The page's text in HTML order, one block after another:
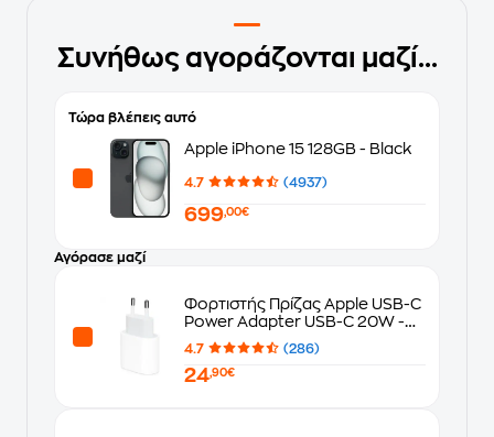
Συνήθως αγοράζονται μαζί...
Τώρα βλέπεις αυτό
Apple iPhone 15 128GB - Black
4.7 (4937)
699,00€
Αγόρασε μαζί
Φορτιστής Πρίζας Apple USB-C
Power Adapter USB-C 20W -
White
4.7 (286)
24,90€